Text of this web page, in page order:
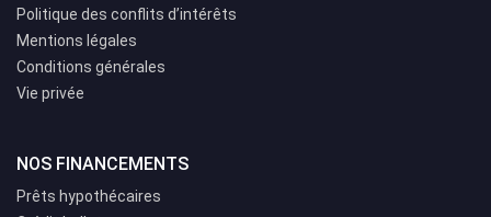
Politique des conflits d’intérêts
Mentions légales
Conditions générales
Vie privée
NOS FINANCEMENTS
Prêts hypothécaires